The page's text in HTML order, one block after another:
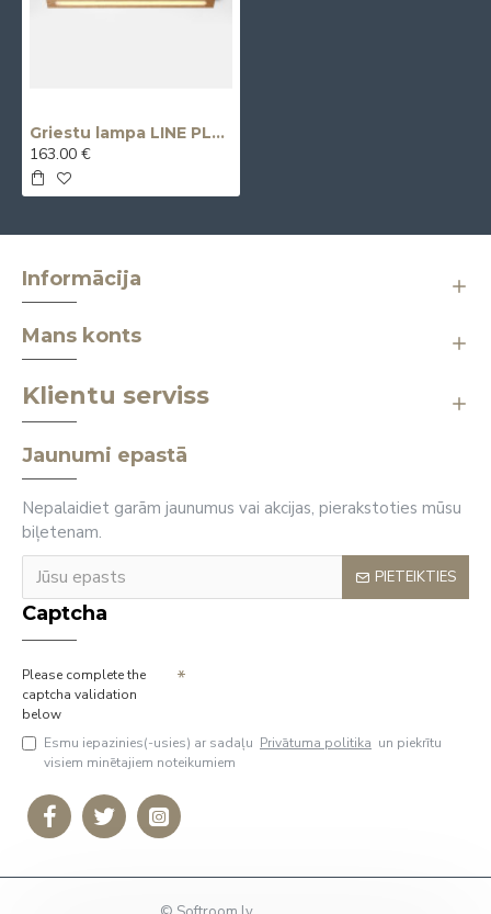
Griestu lampa LINE PLUS M WOOD LOW - ozols
163.00 €
Informācija
Mans konts
Klientu serviss
Jaunumi epastā
Nepalaidiet garām jaunumus vai akcijas, pierakstoties mūsu
biļetenam.
PIETEIKTIES
Captcha
Please complete the
captcha validation
below
Esmu iepazinies(-usies) ar sadaļu Privātuma politika un piekrītu
visiem minētajiem noteikumiem